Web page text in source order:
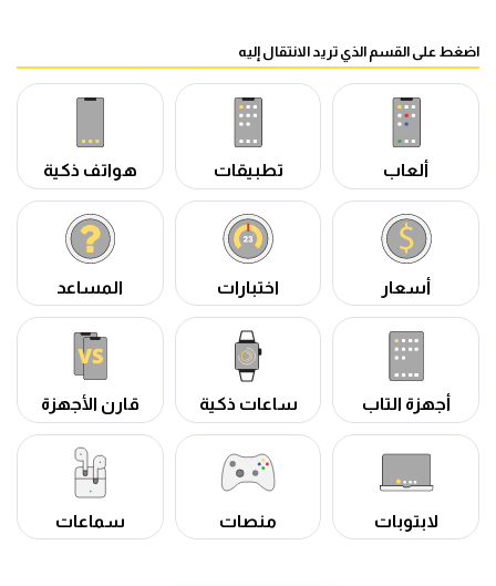
اضغط على القسم الذي تريد الانتقال إليه
ألعاب تطبيقات هواتف ذكية
أسعار اختبارات المساعد
أجهزة التاب ساعات ذكية قارن الأجهزة
لابتوبات منصات سماعات